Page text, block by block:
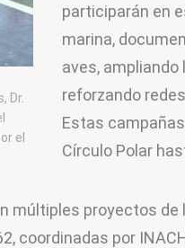
Dr.
el
participarán en
marina,
aves,
reforzando
Estas
Círculo Polar
múltiples proyectos de
coordinadas por